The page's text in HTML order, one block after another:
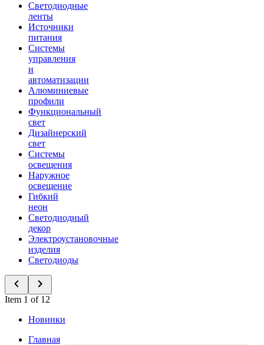
Светодиодные
ленты
Источники
питания
Системы
управления
и
автоматизации
Алюминиевые
профили
Функциональный
свет
Дизайнерский
свет
Системы
освещения
Наружное
освещение
Гибкий
неон
Светодиодный
декор
Электроустановочные
изделия
Светодиоды
Item 1 of 12
Новинки
Главная